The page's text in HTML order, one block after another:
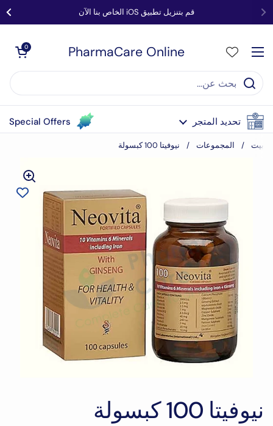
انتقل إلى المحتوى قم بتنزيل تطبيق iOS الخاص بنا الآن
PharmaCare Online فتح القائمة
عربة مفتوحة
0
تحديد المتجر Special Offers
بيت / المجموعات / نيوفيتا 100 كبسولة
نيوفيتا 100 كبسولة